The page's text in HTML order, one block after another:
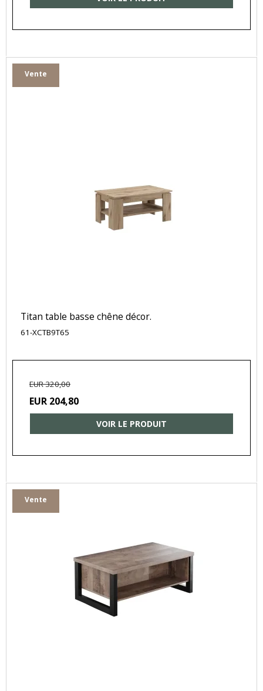
Vente
Titan table basse chêne décor.
61-XCTB9T65
EUR 320,00
EUR 204,80
VOIR LE PRODUIT
Vente